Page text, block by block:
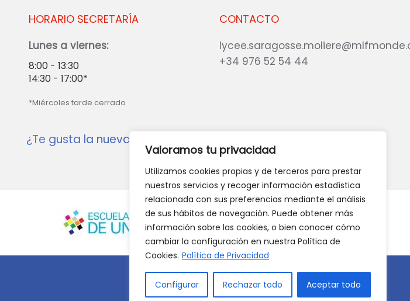
Valoramos tu privacidad
Utilizamos cookies propias y de terceros para prestar
nuestros servicios y recoger información estadística
relacionada con sus preferencias mediante el análisis
de sus hábitos de navegación. Puede obtener más
información sobre las cookies, o bien conocer cómo
cambiar la configuración en nuestra Política de
Cookies. Política de Privacidad
Configurar Rechazar todo Aceptar todo
CONTACTO
+34 976 52 54 44
HORARIO SECRETARÍA
Lunes a viernes:
8:00 - 13:30
14:30 - 17:00*
*Miércoles tarde cerrado
¿Te gusta la nueva web?